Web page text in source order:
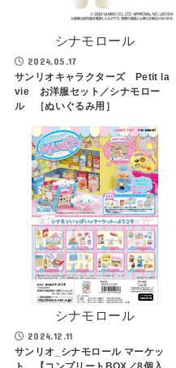
シナモロール
2024.05.17
サンリオキャラクターズ Petit la
vie お洋服セット／シナモロー
ル ［ぬいぐるみ用］
シナモロール
2024.12.11
サンリオ_シナモロール マーケッ